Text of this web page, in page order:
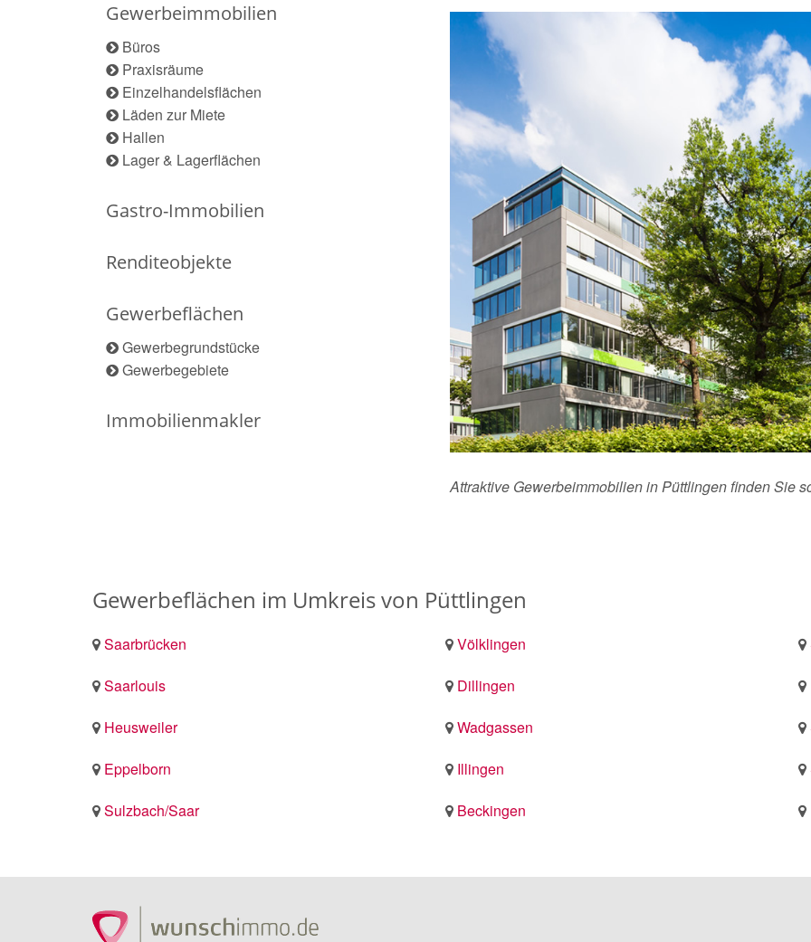
Gewerbeimmobilien
Büros
Praxisräume
Einzelhandelsflächen
Läden zur Miete
Hallen
Lager & Lagerflächen
Gastro-Immobilien
Renditeobjekte
Gewerbeflächen
Gewerbegrundstücke
Gewerbegebiete
Immobilienmakler
Attraktive Gewerbeimmobilien in Püttlingen finden Sie
Gewerbeflächen im Umkreis von Püttlingen
Saarbrücken Völklingen
Saarlouis
Dillingen
Heusweiler
Wadgassen
Eppelborn
Illingen
Sulzbach/Saar
Beckingen